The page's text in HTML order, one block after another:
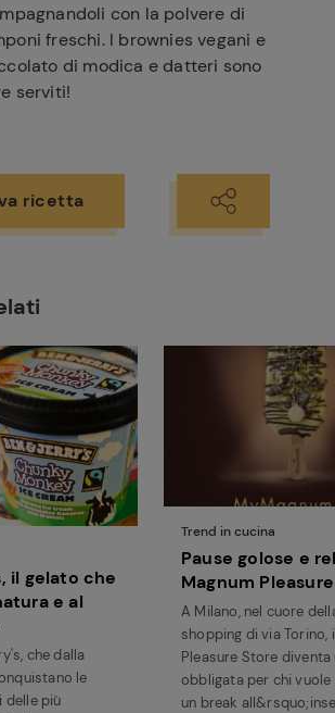
con la polvere di
freschi. I brownies vegani e
di modica e datteri sono
serviti!
ricetta
il gelato che
e al
che dalla
le
delle più
Trend in cucina
Pause golose e
Magnum
A Milano, nel cuore
shopping di via Torino,
Pleasure Store
obbligata per chi
un break
Ricette